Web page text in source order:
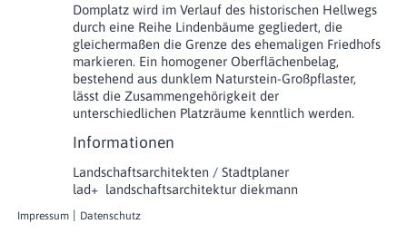
Domplatz wird im Verlauf des historischen Hellwegs
durch eine Reihe Lindenbäume gegliedert, die
gleichermaßen die Grenze des ehemaligen Friedhofs
markieren. Ein homogener Oberflächenbelag,
bestehend aus dunklem Naturstein-Großpflaster,
lässt die Zusammengehörigkeit der
unterschiedlichen Platzräume kenntlich werden.
Informationen
Landschaftsarchitekten / Stadtplaner
lad+ landschaftsarchitektur diekmann
Martin Diekmann
in Arbeitsgemeinschaft mit
Impressum Datenschutz